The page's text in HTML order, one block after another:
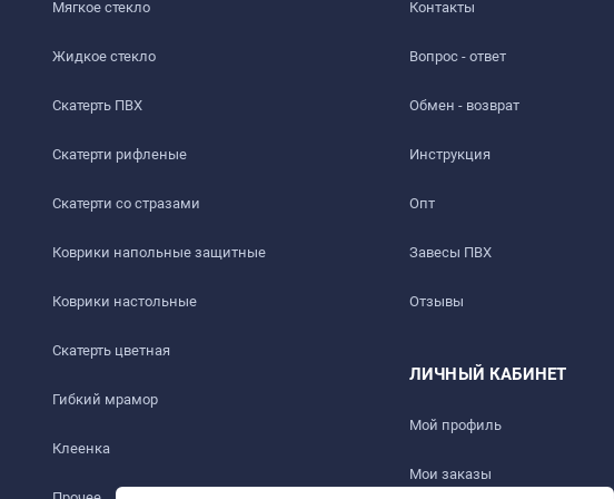
слабый быстро выветриваемый запах. Перед
Мягкое стекло
Жидкое стекло
Скатерть ПВХ
Скатерти рифленые
Скатерти со стразами
Коврики напольные защитные
Коврики настольные
Скатерть цветная
Гибкий мрамор
Клеенка
Контакты
Вопрос - ответ
Обмен - возврат
Инструкция
Опт
Завесы ПВХ
Отзывы
ЛИЧНЫЙ КАБИНЕТ
Мой профиль
Мои заказы